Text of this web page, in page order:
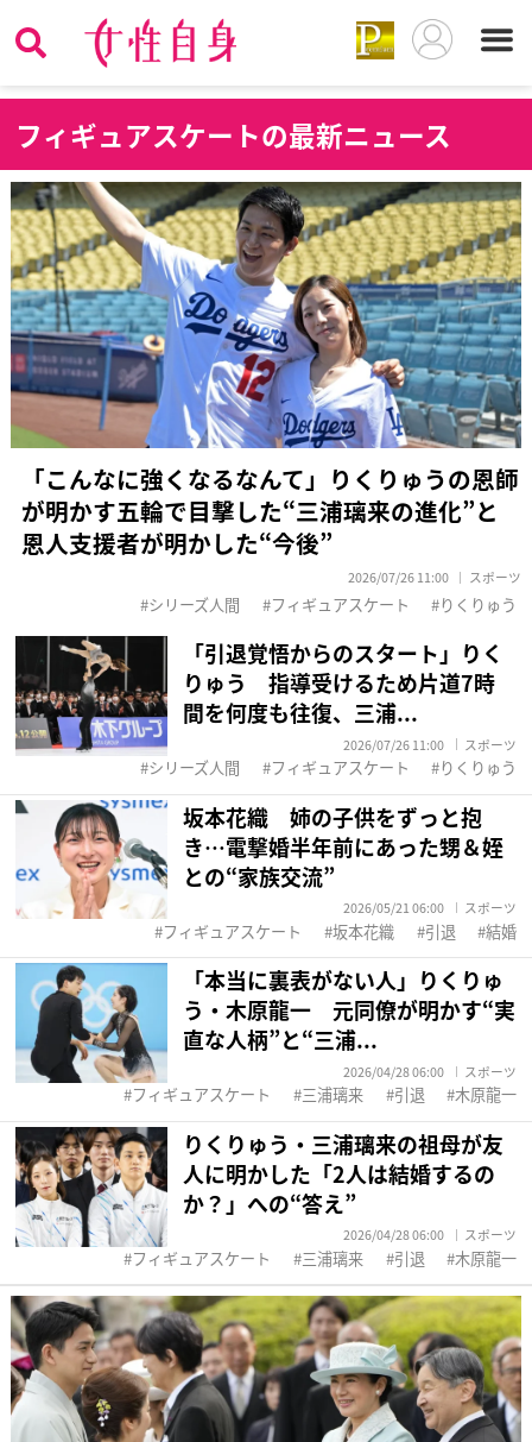
フィギュアスケートの最新ニュース
「こんなに強くなるなんて」りくりゅうの恩師
が明かす五輪で目撃した“三浦璃来の進化”と
恩人支援者が明かした“今後”
2026/07/26 11:00 スポーツ
シリーズ人間 フィギュアスケート りくりゅう
「引退覚悟からのスタート」りく
りゅう 指導受けるため片道7時
間を何度も往復、三浦...
2026/07/26 11:00 スポーツ
シリーズ人間 フィギュアスケート りくりゅう
坂本花織 姉の子供をずっと抱
き…電撃婚半年前にあった甥＆姪
との“家族交流”
2026/05/21 06:00 スポーツ
フィギュアスケート 坂本花織 引退 結婚
「本当に裏表がない人」りくりゅ
う・木原龍一 元同僚が明かす“実
直な人柄”と“三浦...
2026/04/28 06:00 スポーツ
フィギュアスケート 三浦璃来 引退 木原龍一
りくりゅう・三浦璃来の祖母が友
人に明かした「2人は結婚するの
か？」への“答え”
2026/04/28 06:00 スポーツ
フィギュアスケート 三浦璃来 引退 木原龍一